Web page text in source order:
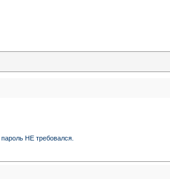
НЕ требовался.